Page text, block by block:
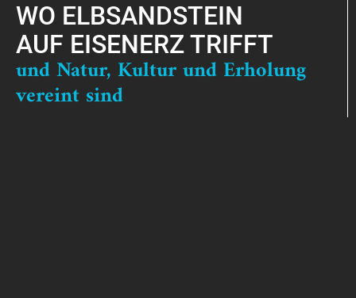
WO ELBSANDSTEIN
AUF EISENERZ TRIFFT
und Natur, Kultur und Erholung
vereint sind